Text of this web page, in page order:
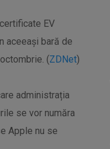
EV
aceeași bară de
(ZDNet)
administrația
se vor număra
Apple nu se